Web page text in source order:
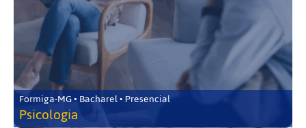
Formiga-MG • Bacharel • Presencial
Psicologia